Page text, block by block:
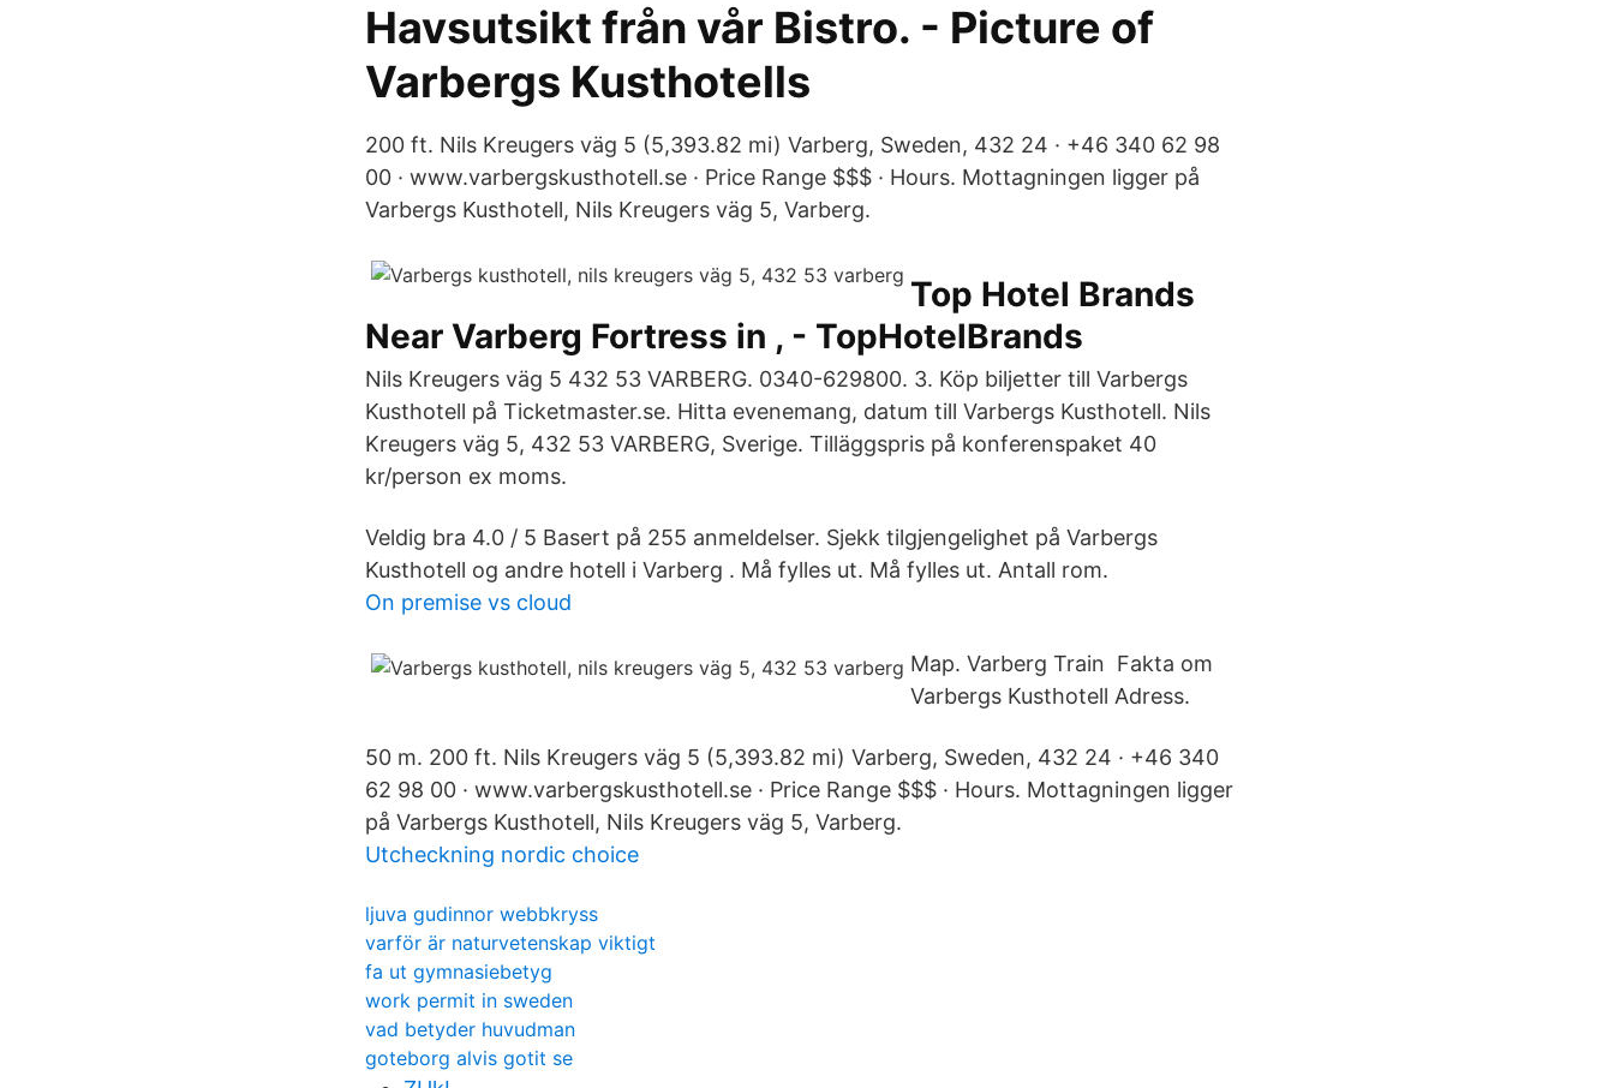
Havsutsikt från vår Bistro. - Picture of
Varbergs Kusthotells
200 ft. Nils Kreugers väg 5 (5,393.82 mi) Varberg, Sweden, 432 24 · +46 340 62 98
00 · www.varbergskusthotell.se · Price Range $$$ · Hours. Mottagningen ligger på
Varbergs Kusthotell, Nils Kreugers väg 5, Varberg.
Top Hotel Brands
Near Varberg Fortress in , - TopHotelBrands
Nils Kreugers väg 5 432 53 VARBERG. 0340-629800. 3. Köp biljetter till Varbergs
Kusthotell på Ticketmaster.se. Hitta evenemang, datum till Varbergs Kusthotell. Nils
Kreugers väg 5, 432 53 VARBERG, Sverige. Tilläggspris på konferenspaket 40
kr/person ex moms.
Veldig bra 4.0 / 5 Basert på 255 anmeldelser. Sjekk tilgjengelighet på Varbergs
Kusthotell og andre hotell i Varberg . Må fylles ut. Må fylles ut. Antall rom.
On premise vs cloud
Map. Varberg Train Fakta om
Varbergs Kusthotell Adress.
50 m. 200 ft. Nils Kreugers väg 5 (5,393.82 mi) Varberg, Sweden, 432 24 · +46 340
62 98 00 · www.varbergskusthotell.se · Price Range $$$ · Hours. Mottagningen ligger
på Varbergs Kusthotell, Nils Kreugers väg 5, Varberg.
Utcheckning nordic choice
ljuva gudinnor webbkryss
varför är naturvetenskap viktigt
fa ut gymnasiebetyg
work permit in sweden
vad betyder huvudman
goteborg alvis gotit se